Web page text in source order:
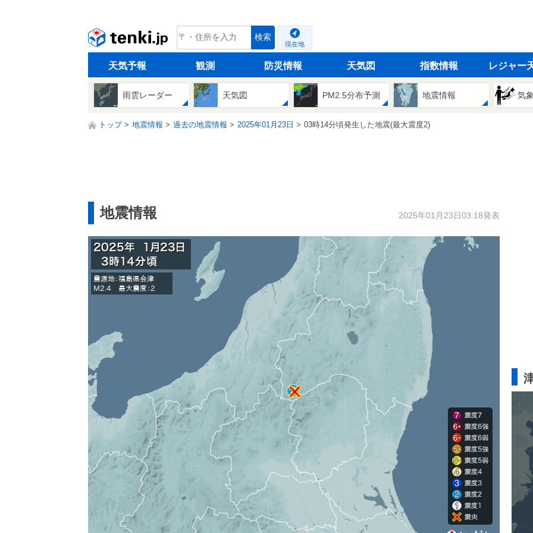
tenki.jp 検索
現在地
天気予報 観測 防災情報 天気図 指数情報 レジャー
雨雲レーダー 天気図 PM2.5分布予測 地震情報 気
トップ 地震情報 過去の地震情報 2025年01月23日 03時14分頃発生した地震(最大震度2)
地震情報 2025年01月23日03:18発表